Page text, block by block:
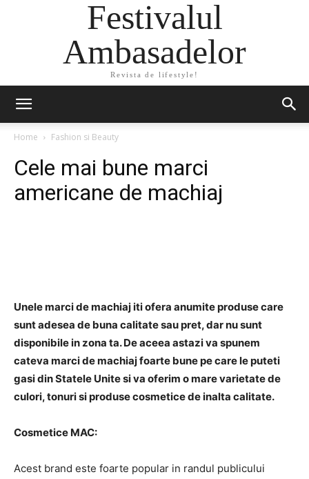
Festivalul
Ambasadelor
Revista de lifestyle!
Home Fashion si Beauty
Cele mai bune marci
americane de machiaj
Unele marci de machiaj iti ofera anumite produse care
sunt adesea de buna calitate sau pret, dar nu sunt
disponibile in zona ta. De aceea astazi va spunem
cateva marci de machiaj foarte bune pe care le puteti
gasi din Statele Unite si va oferim o mare varietate de
culori, tonuri si produse cosmetice de inalta calitate.
Cosmetice MAC:
Acest brand este foarte popular in randul publicului